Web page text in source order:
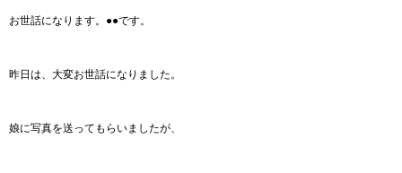
お世話になります。●●です。
昨日は、大変お世話になりました。
娘に写真を送ってもらいましたが、